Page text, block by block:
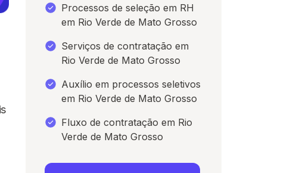
Processos de seleção em RH
em Rio Verde de Mato Grosso
Serviços de contratação em
Rio Verde de Mato Grosso
Auxílio em processos seletivos
em Rio Verde de Mato Grosso
Fluxo de contratação em Rio
Verde de Mato Grosso
para conversar